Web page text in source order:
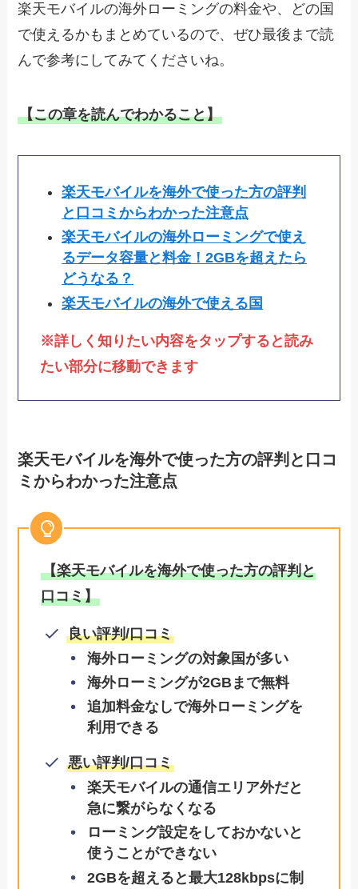
楽天モバイルの海外ローミングの料金や、どの国
で使えるかもまとめているので、ぜひ最後まで読
んで参考にしてみてくださいね。
【この章を読んでわかること】
楽天モバイルを海外で使った方の評判
と口コミからわかった注意点
楽天モバイルの海外ローミングで使え
るデータ容量と料金！2GBを超えたら
どうなる？
楽天モバイルの海外で使える国
※詳しく知りたい内容をタップすると読み
たい部分に移動できます
楽天モバイルを海外で使った方の評判と口コ
ミからわかった注意点
【楽天モバイルを海外で使った方の評判と
口コミ】
良い評判/口コミ
海外ローミングの対象国が多い
海外ローミングが2GBまで無料
追加料金なしで海外ローミングを
利用できる
悪い評判/口コミ
楽天モバイルの通信エリア外だと
急に繋がらなくなる
ローミング設定をしておかないと
使うことができない
2GBを超えると最大128kbpsに制